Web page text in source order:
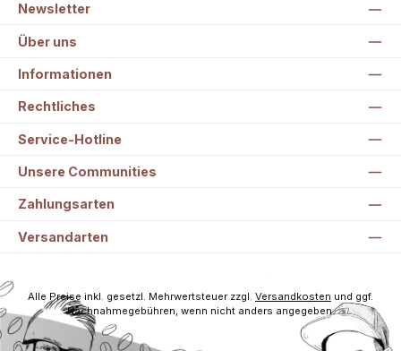
Newsletter
Über uns
Informationen
Rechtliches
Service-Hotline
Unsere Communities
Zahlungsarten
Versandarten
Alle Preise inkl. gesetzl. Mehrwertsteuer zzgl. Versandkosten und ggf.
Nachnahmegebühren, wenn nicht anders angegeben.